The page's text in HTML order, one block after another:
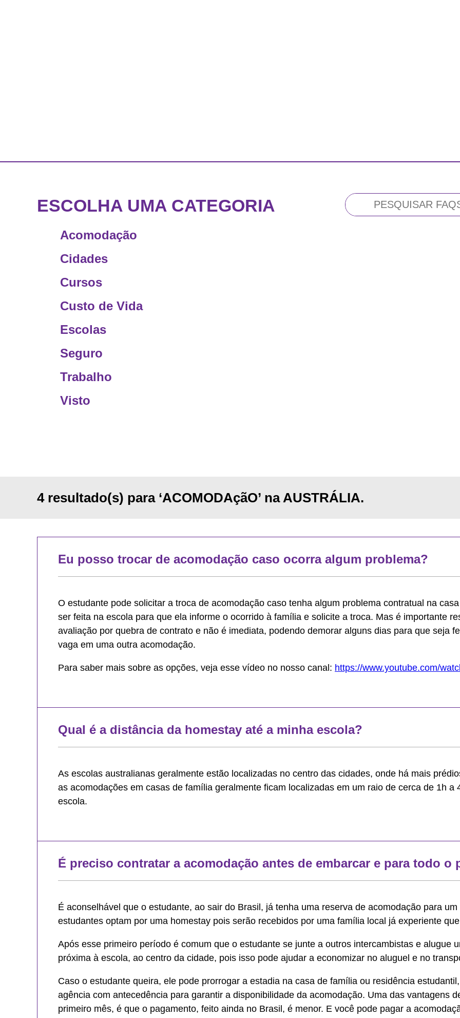
buscar
ESCOLHA UMA CATEGORIA
Acomodação
Cidades
Cursos
Custo de Vida
Escolas
Seguro
Trabalho
Visto
4 resultado(s) para ‘ACOMODAçãO’ na AUSTRÁLIA.
Eu posso trocar de acomodação caso ocorra algum problema?
O estudante pode solicitar a troca de acomodação caso tenha algum problema contratual na
ser feita na escola para que ela informe o ocorrido à família e solicite a troca. Mas é importante
avaliação por quebra de contrato e não é imediata, podendo demorar alguns dias para que seja
vaga em uma outra acomodação.
Para saber mais sobre as opções, veja esse vídeo no nosso canal: https://www.youtube.com/
Qual é a distância da homestay até a minha escola?
As escolas australianas geralmente estão localizadas no centro das cidades, onde há mais
as acomodações em casas de família geralmente ficam localizadas em um raio de cerca de 1h a
escola.
É preciso contratar a acomodação antes de embarcar e para todo o
É aconselhável que o estudante, ao sair do Brasil, já tenha uma reserva de acomodação para
estudantes optam por uma homestay pois serão recebidos por uma família local já experiente
Após esse primeiro período é comum que o estudante se junte a outros intercambistas e alugue
próxima à escola, ao centro da cidade, pois isso pode ajudar a economizar no aluguel e no
Caso o estudante queira, ele pode prorrogar a estadia na casa de família ou residência
agência com antecedência para garantir a disponibilidade da acomodação. Uma das vantagens
primeiro mês, é que o pagamento, feito ainda no Brasil, é menor. E você pode pagar a